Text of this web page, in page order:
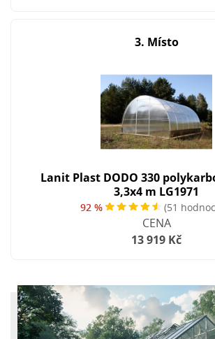
3. Místo
Lanit Plast DODO 330
3,3x4 m LG1971
92 % (51
CENA
13 919 Kč